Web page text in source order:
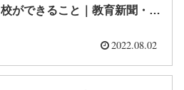
校ができること｜教育新聞・福
2022.08.02